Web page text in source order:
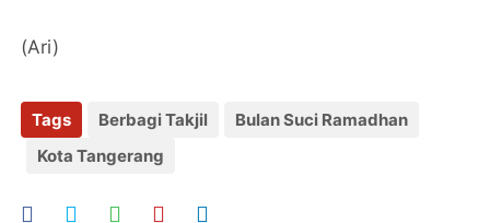
(Ari)
Tags Berbagi Takjil
Bulan Suci Ramadhan
Kota Tangerang